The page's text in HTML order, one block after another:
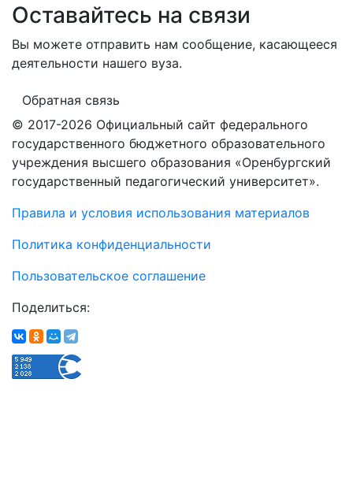
Оставайтесь на связи
Вы можете отправить нам сообщение, касающееся
деятельности нашего вуза.
Обратная связь
© 2017-2026 Официальный сайт федерального
государственного бюджетного образовательного
учреждения высшего образования «Оренбургский
государственный педагогический университет».
Правила и условия использования материалов
Политика конфиденциальности
Пользовательское соглашение
Поделиться: